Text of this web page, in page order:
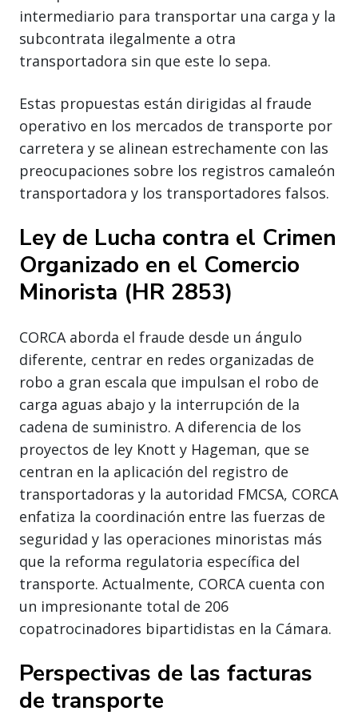
intermediario para transportar una carga y la
subcontrata ilegalmente a otra
transportadora sin que este lo sepa.
Estas propuestas están dirigidas al fraude
operativo en los mercados de transporte por
carretera y se alinean estrechamente con las
preocupaciones sobre los registros camaleón
transportadora y los transportadores falsos.
Ley de Lucha contra el Crimen
Organizado en el Comercio
Minorista (HR 2853)
CORCA aborda el fraude desde un ángulo
diferente, centrar en redes organizadas de
robo a gran escala que impulsan el robo de
carga aguas abajo y la interrupción de la
cadena de suministro. A diferencia de los
proyectos de ley Knott y Hageman, que se
centran en la aplicación del registro de
transportadoras y la autoridad FMCSA, CORCA
enfatiza la coordinación entre las fuerzas de
seguridad y las operaciones minoristas más
que la reforma regulatoria específica del
transporte. Actualmente, CORCA cuenta con
un impresionante total de 206
copatrocinadores bipartidistas en la Cámara.
Perspectivas de las facturas
de transporte